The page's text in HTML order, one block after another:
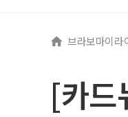
브라보마이라
[카드